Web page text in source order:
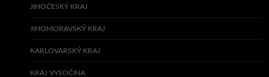
JIHOČESKÝ KRAJ
JIHOMORAVSKÝ KRAJ
KARLOVARSKÝ KRAJ
KRAJ VYSOČINA